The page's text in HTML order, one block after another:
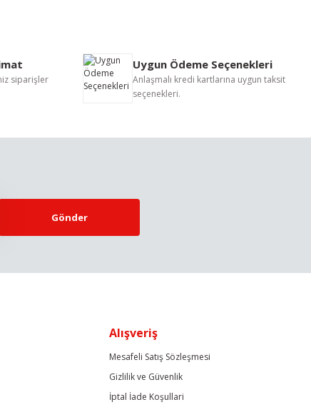
siparişler
Uygun Ödeme Seçenekleri
Anlaşmalı kredi kartlarına uygun taksit
seçenekleri.
Gönder
Alışveriş
Mesafeli Satış Sözleşmesi
Gizlilik ve Güvenlik
İptal İade Koşullari